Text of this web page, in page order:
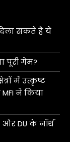
सकते है ये
पूरी गेम?
में उत्कृष्ट
ने किया
DU के नॉर्थ